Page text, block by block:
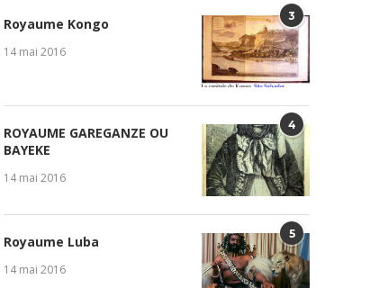
3
Royaume Kongo
14 mai 2016
4
ROYAUME GAREGANZE OU
BAYEKE
14 mai 2016
5
Royaume Luba
14 mai 2016